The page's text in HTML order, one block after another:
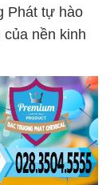
Phát tự hào
nền kinh